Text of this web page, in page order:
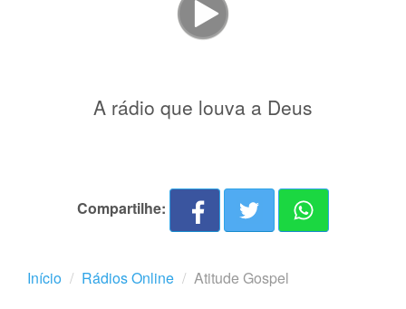
A rádio que louva a Deus
Compartilhe:
Início Rádios Online Atitude Gospel